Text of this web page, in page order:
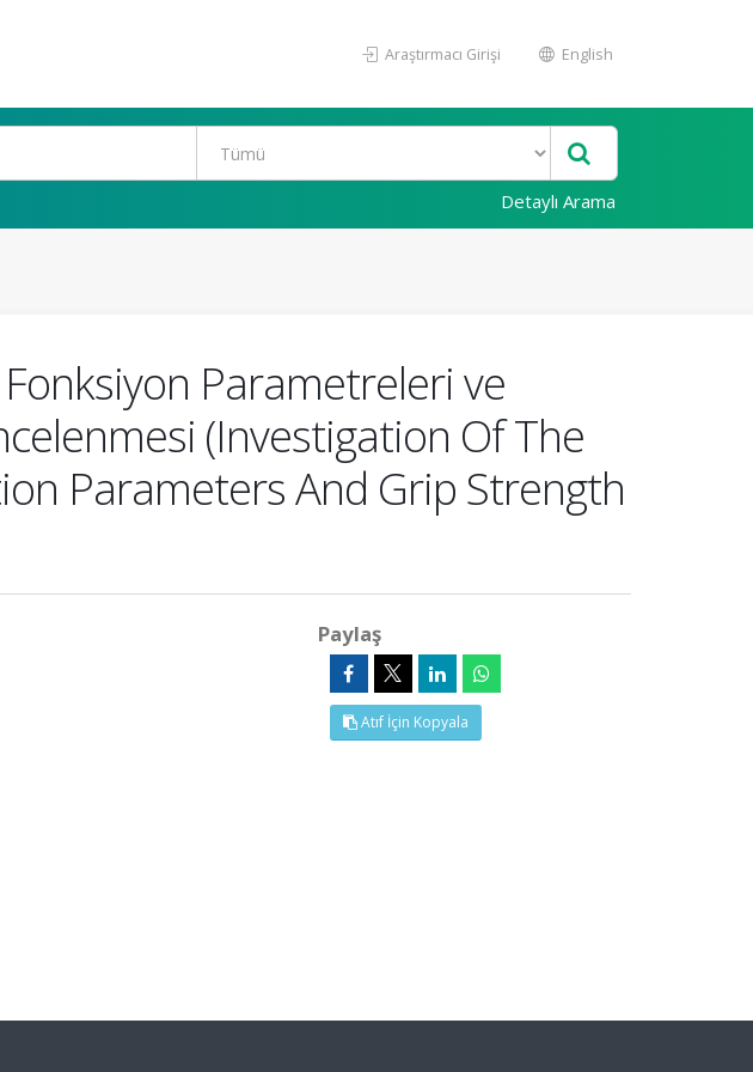
Araştırmacı Girişi English
Detaylı Arama
Parametreleri ve
(Investigation Of The
Parameters And Grip Strength
Paylaş
Atıf İçin Kopyala